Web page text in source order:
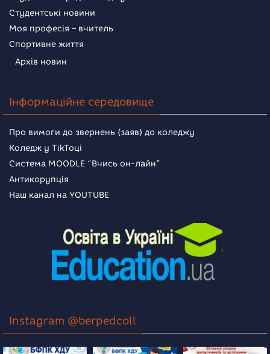
Студентські новини
Моя професія – вчитель
Спортивне життя
Архів новин
Інформаційне середовище
Про вимоги до звернень (заяв) до коледжу
Коледж у TikToці
Система MOODLE “Вчись он-лайн”
Антикорупція
Наш канал на YOUTUBE
Instagram @berpedcoll